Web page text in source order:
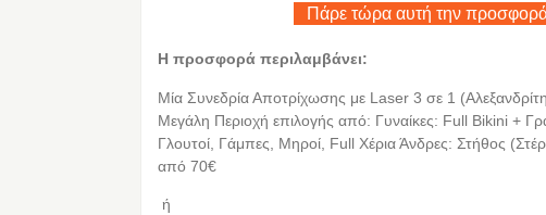
Πάρε τώρα αυτή την
Η προσφορά περιλαμβάνει:
Μία Συνεδρία Αποτρίχωσης με Laser 3 σε 1
Μεγάλη Περιοχή επιλογής από: Γυναίκες: Full Bikini +
Γλουτοί, Γάμπες, Μηροί, Full Χέρια Άνδρες: Στήθος
από 70€
ή